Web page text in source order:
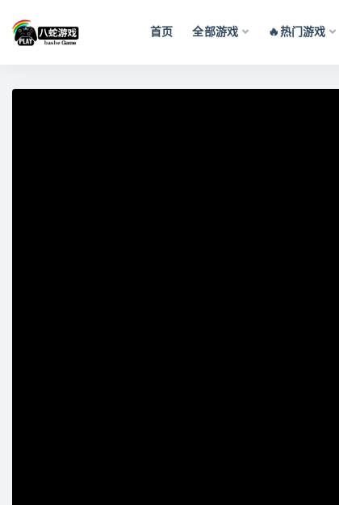
首页 全部游戏 🔥热门游戏